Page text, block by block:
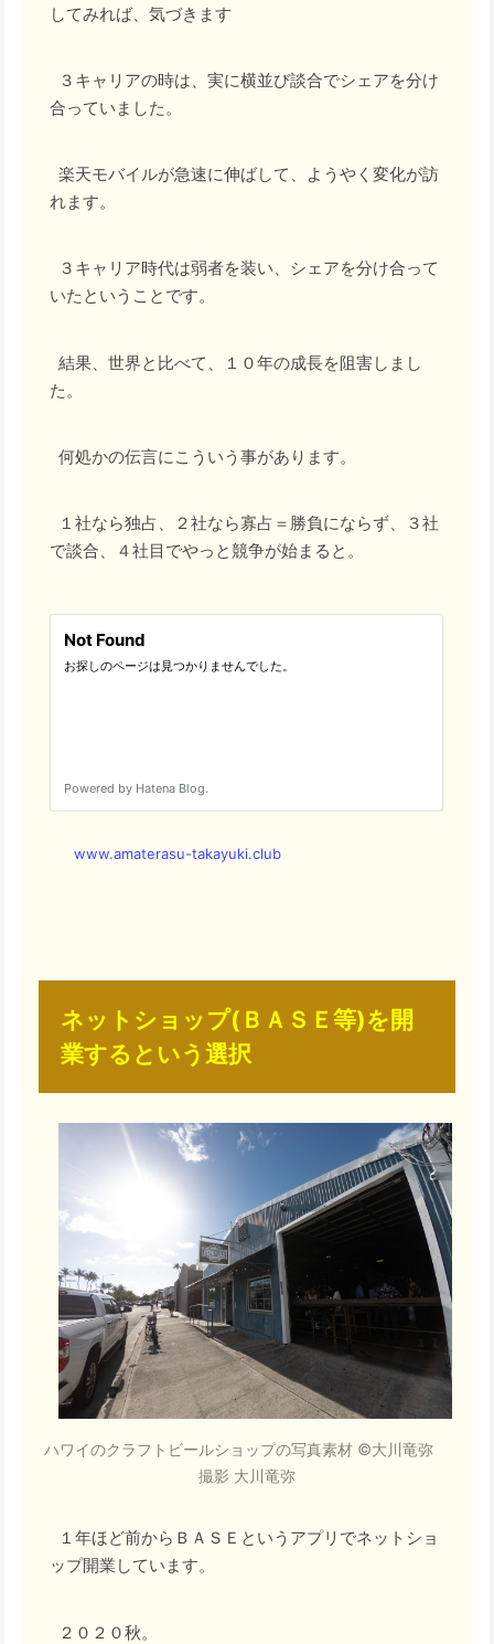
してみれば、気づきます
３キャリアの時は、実に横並び談合でシェアを分け
合っていました。
楽天モバイルが急速に伸ばして、ようやく変化が訪
れます。
３キャリア時代は弱者を装い、シェアを分け合って
いたということです。
結果、世界と比べて、１０年の成長を阻害しまし
た。
何処かの伝言にこういう事があります。
１社なら独占、２社なら寡占＝勝負にならず、３社
で談合、４社目でやっと競争が始まると。
www.amaterasu-takayuki.club
ネットショップ(ＢＡＳＥ等)を開
業するという選択
ハワイのクラフトビールショップの写真素材 ©大川竜弥
撮影 大川竜弥
１年ほど前からＢＡＳＥというアプリでネットショ
ップ開業しています。
２０２０秋。